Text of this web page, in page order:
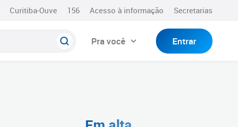
Curitiba-Ouve 156 Acesso à informação Secretarias
Pra você Entrar